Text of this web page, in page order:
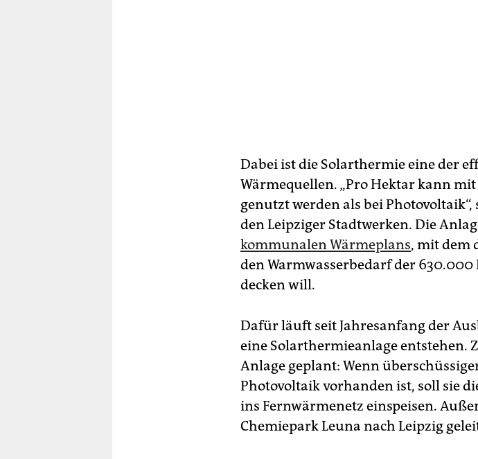
Dabei ist die Solarthermie eine der
Wärmequellen. „Pro Hektar kann
genutzt werden als bei
den Leipziger Stadtwerken. Die
kommunalen Wärmeplans, mit dem
den Warmwasserbedarf der
decken will.
Dafür läuft seit Jahresanfang der
eine Solarthermieanlage entstehen.
Anlage geplant: Wenn
Photovoltaik vorhanden ist, soll sie
ins Fernwärmenetz einspeisen.
Chemiepark Leuna nach Leipzig